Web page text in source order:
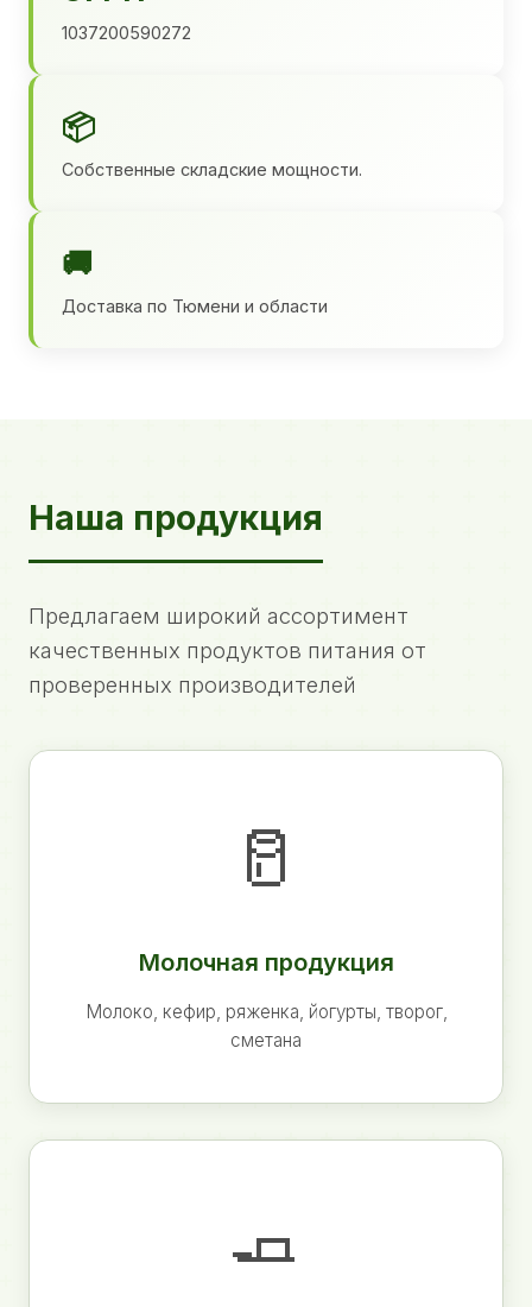
1037200590272
📦
Собственные складские мощности.
🚚
Доставка по Тюмени и области
Наша продукция
Предлагаем широкий ассортимент
качественных продуктов питания от
проверенных производителей
🥛
Молочная продукция
Молоко, кефир, ряженка, йогурты, творог,
сметана
🧈